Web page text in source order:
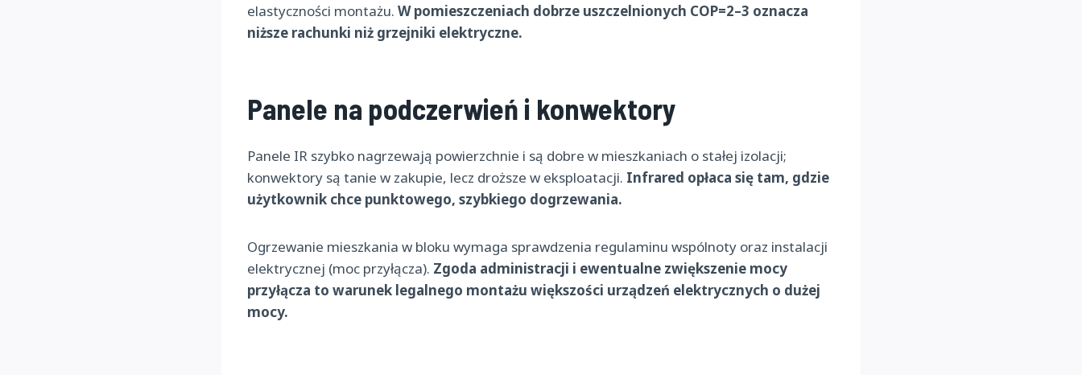
elastyczności montażu. W pomieszczeniach dobrze uszczelnionych COP=2–3 oznacza
niższe rachunki niż grzejniki elektryczne.
Panele na podczerwień i konwektory
Panele IR szybko nagrzewają powierzchnie i są dobre w mieszkaniach o stałej izolacji;
konwektory są tanie w zakupie, lecz droższe w eksploatacji. Infrared opłaca się tam, gdzie
użytkownik chce punktowego, szybkiego dogrzewania.
Ogrzewanie mieszkania w bloku wymaga sprawdzenia regulaminu wspólnoty oraz instalacji
elektrycznej (moc przyłącza). Zgoda administracji i ewentualne zwiększenie mocy
przyłącza to warunek legalnego montażu większości urządzeń elektrycznych o dużej
mocy.